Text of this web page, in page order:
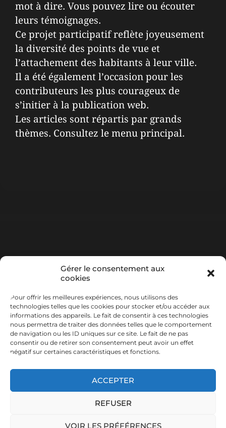
Gérer le consentement aux
cookies
Pour offrir les meilleures expériences, nous utilisons des
technologies telles que les cookies pour stocker et/ou accéder aux
informations des appareils. Le fait de consentir à ces technologies
nous permettra de traiter des données telles que le comportement
de navigation ou les ID uniques sur ce site. Le fait de ne pas
consentir ou de retirer son consentement peut avoir un effet
négatif sur certaines caractéristiques et fonctions.
ACCEPTER
REFUSER
VOIR LES PRÉFÉRENCES
mot à dire. Vous pouvez lire ou écouter
leurs témoignages.
Ce projet participatif reflète joyeusement
la diversité des points de vue et
l’attachement des habitants à leur ville.
Il a été également l’occasion pour les
contributeurs les plus courageux de
s’initier à la publication web.
Les articles sont répartis par grands
thèmes. Consultez le menu principal.
Politique de
confidentialité
Mentions légales À propos
Connexion
Déconnexion
© 2026